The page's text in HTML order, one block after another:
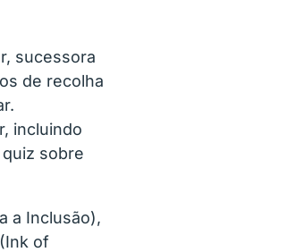
sucessora
de recolha
incluindo
sobre
a Inclusão),
of